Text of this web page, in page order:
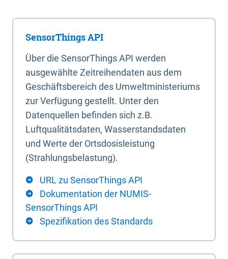
SensorThings API
Über die SensorThings API werden
ausgewählte Zeitreihendaten aus dem
Geschäftsbereich des Umweltministeriums
zur Verfügung gestellt. Unter den
Datenquellen befinden sich z.B.
Luftqualitätsdaten, Wasserstandsdaten
und Werte der Ortsdosisleistung
(Strahlungsbelastung).
URL zu SensorThings API
Dokumentation der NUMIS-
SensorThings API
Spezifikation des Standards